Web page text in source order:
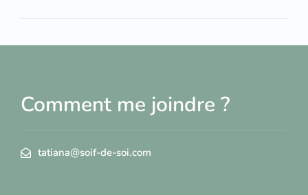
Comment me joindre ?
tatiana@soif-de-soi.com